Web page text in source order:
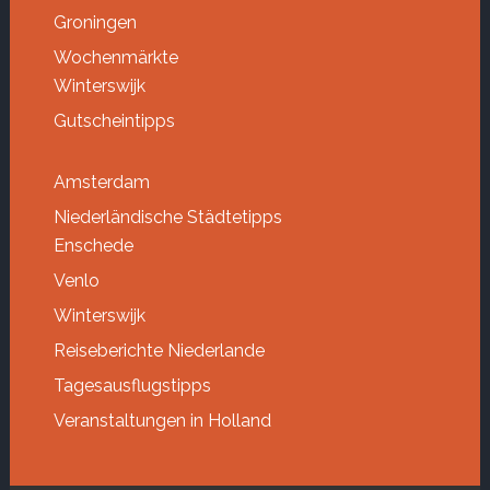
Groningen
Wochenmärkte
Winterswijk
Gutscheintipps
Amsterdam
Niederländische Städtetipps
Enschede
Venlo
Winterswijk
Reiseberichte Niederlande
Tagesausflugstipps
Veranstaltungen in Holland